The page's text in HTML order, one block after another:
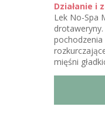
Działanie i
Lek No-Spa
mięśni
krążenia
wydalany
Lek No-Spa